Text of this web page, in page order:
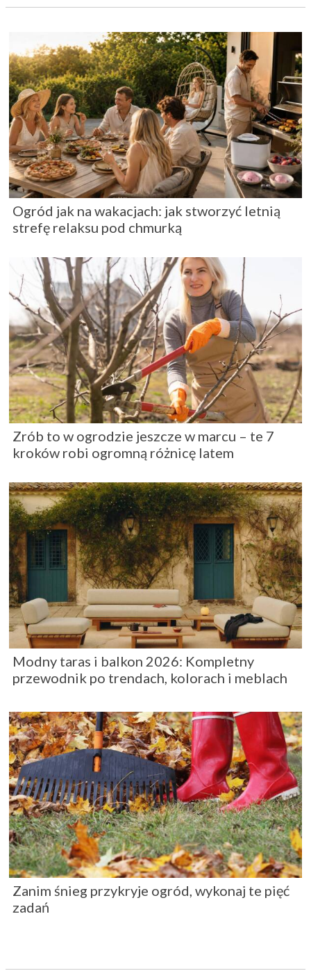
Ogród jak na wakacjach: jak stworzyć letnią
strefę relaksu pod chmurką
Zrób to w ogrodzie jeszcze w marcu – te 7
kroków robi ogromną różnicę latem
Modny taras i balkon 2026: Kompletny
przewodnik po trendach, kolorach i meblach
Zanim śnieg przykryje ogród, wykonaj te pięć
zadań